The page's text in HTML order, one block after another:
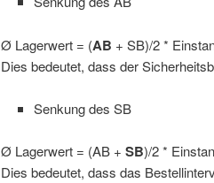
Ø Lagerwert = (AB + SB)/2 *
Dies bedeutet, dass der
Senkung des SB
Ø Lagerwert = (AB + SB)/2 *
Dies bedeutet, dass das